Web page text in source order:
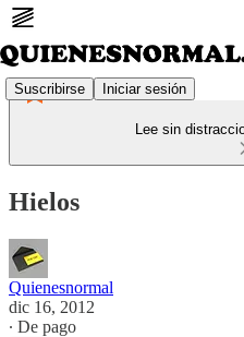
Suscribirse Iniciar sesión
Lee sin
Hielos
Quienesnormal
dic 16, 2012
∙ De pago